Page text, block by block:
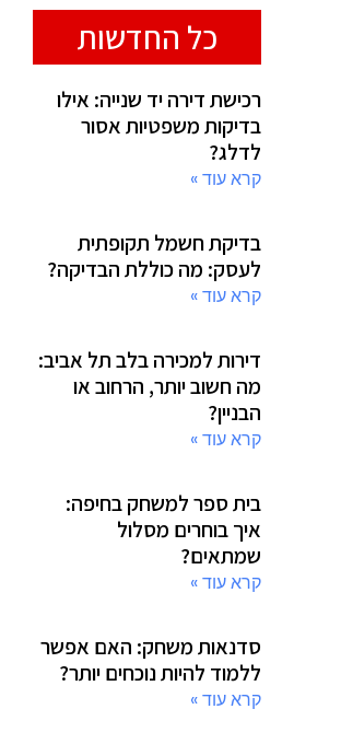
כל החדשות
רכישת דירה יד שנייה: אילו
בדיקות משפטיות אסור
לדלג?
קרא עוד »
בדיקת חשמל תקופתית
לעסק: מה כוללת הבדיקה?
קרא עוד »
דירות למכירה בלב תל אביב:
מה חשוב יותר, הרחוב או
הבניין?
קרא עוד »
בית ספר למשחק בחיפה:
איך בוחרים מסלול
שמתאים?
קרא עוד »
סדנאות משחק: האם אפשר
ללמוד להיות נוכחים יותר?
קרא עוד »